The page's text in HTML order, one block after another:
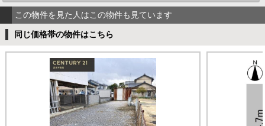
この物件を見た人はこの物件も見ています
同じ価格帯の物件はこちら